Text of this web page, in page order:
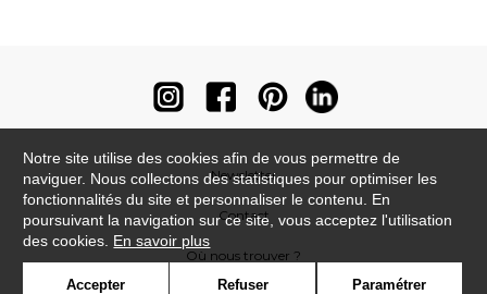
Newsletter
Contact
Où nous trouver ?
Notre site utilise des cookies afin de vous permettre de
naviguer. Nous collectons des statistiques pour optimiser les
fonctionnalités du site et personnaliser le contenu. En
poursuivant la navigation sur ce site, vous acceptez l'utilisation
des cookies. En savoir plus
Accepter Refuser Paramétrer